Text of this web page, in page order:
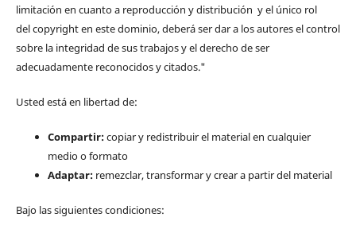
limitación en cuanto a reproducción y distribución y el único rol
del copyright en este dominio, deberá ser dar a los autores el control
sobre la integridad de sus trabajos y el derecho de ser
adecuadamente reconocidos y citados."
Usted está en libertad de:
Compartir:copiar y redistribuir el material en cualquier
medio o formato
Adaptar:remezclar, transformar y crear a partir del material
Bajo las siguientes condiciones: